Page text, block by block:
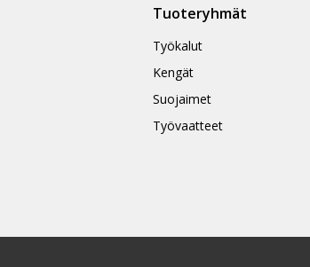
Tuoteryhmät
Työkalut
Kengät
Suojaimet
Työvaatteet